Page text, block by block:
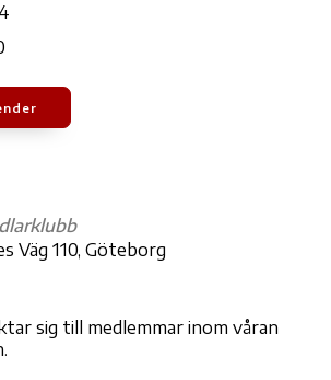
Väg 110, Göteborg
sig till medlemmar inom våran